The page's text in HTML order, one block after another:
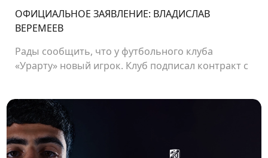
ОФИЦИАЛЬНОЕ ЗАЯВЛЕНИЕ: ВЛАДИСЛАВ
ВЕРЕМЕЕВ
Рады сообщить, что у футбольного клуба
«Урарту» новый игрок. Клуб подписал контракт с